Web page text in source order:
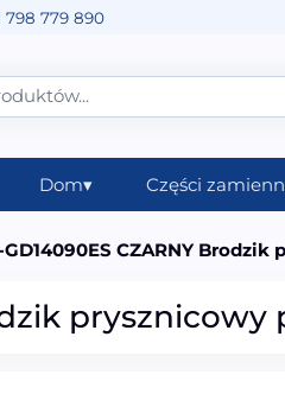
798 779 890
Dom▾ Części
GD14090ES CZARNY
prysznicowy